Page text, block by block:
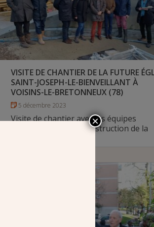
VISITE DE CHANTIER DE LA FUTURE
SAINT-JOSEPH-LE-BIENVEILLANT À
VOISINS-LE-BRETONNEUX (78)
5 décembre 2023
Visite de chantier avec les équipes
techniques pour la construction de la
×